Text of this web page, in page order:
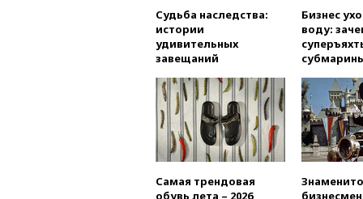
Судьба наследства:
истории
удивительных
завещаний
Бизнес
воду:
Самая трендовая
обувь лета – 2026